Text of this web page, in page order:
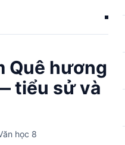
Quê hương
tiểu sử và
học 8